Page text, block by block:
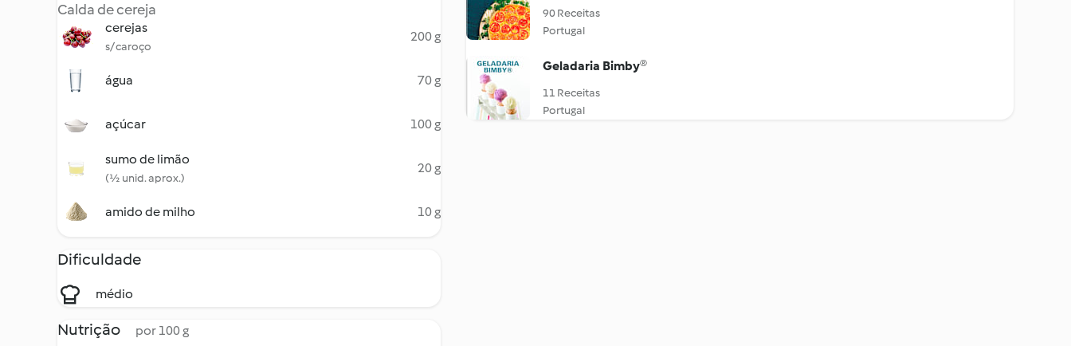
Calda de cereja
cerejas
s/ caroço
200 g
água 70 g
açúcar 100 g
sumo de limão
(½ unid. aprox.)
20 g
amido de milho 10 g
Dificuldade
médio
Nutrição por 100 g
90 Receitas
Portugal
Geladaria Bimby®
11 Receitas
Portugal